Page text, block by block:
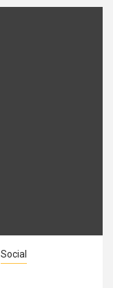
Social